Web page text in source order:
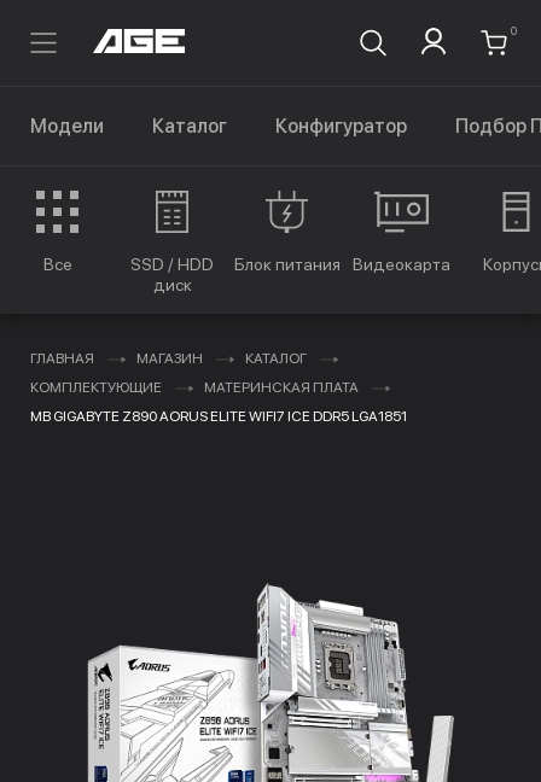
0
Модели Каталог Конфигуратор Подбор
Все
SSD / HDD
диск
Блок питания Видеокарта
ГЛАВНАЯ МАГАЗИН
КАТАЛОГ
КОМПЛЕКТУЮЩИЕ
МАТЕРИНСКАЯ ПЛАТА
MB GIGABYTE Z890 AORUS ELITE WIFI7 ICE DDR5 LGA1851